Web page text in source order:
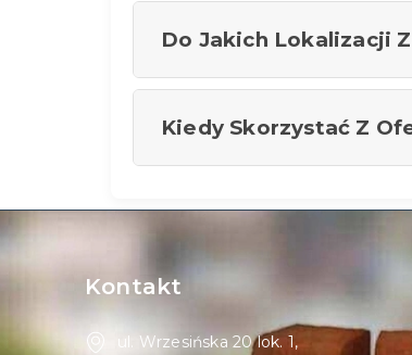
na warunki atmosferyczne.
Do Jakich Lokalizacji
oraz Poznań.
Kiedy Skorzystać Z
Kontakt
ul. Wrzesińska 20 lok. 1,